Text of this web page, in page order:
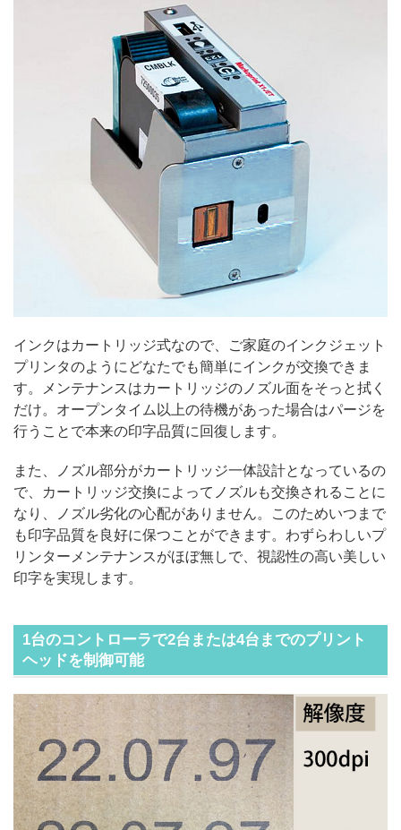
インクはカートリッジ式なので、ご家庭のインクジェット
プリンタのようにどなたでも簡単にインクが交換できま
す。メンテナンスはカートリッジのノズル面をそっと拭く
だけ。オープンタイム以上の待機があった場合はパージを
行うことで本来の印字品質に回復します。
また、ノズル部分がカートリッジ一体設計となっているの
で、カートリッジ交換によってノズルも交換されることに
なり、ノズル劣化の心配がありません。このためいつまで
も印字品質を良好に保つことができます。わずらわしいプ
リンターメンテナンスがほぼ無しで、視認性の高い美しい
印字を実現します。
1台のコントローラで2台または4台までのプリント
ヘッドを制御可能